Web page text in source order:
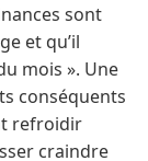
sont
et qu’il
mois ». Une
conséquents
refroidir
craindre